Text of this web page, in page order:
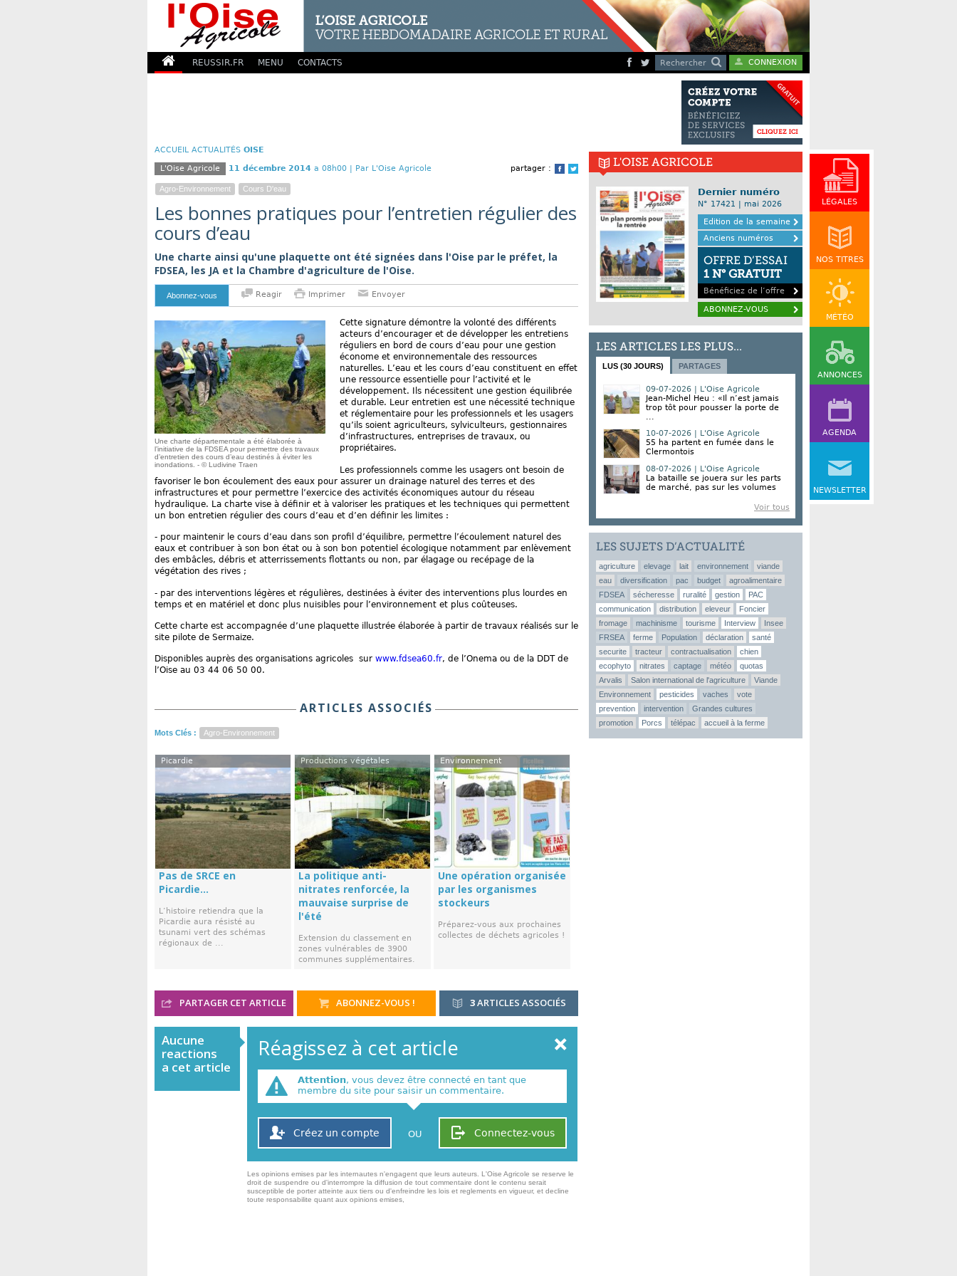
REUSSIR.FR MENU CONTACTS Rechercher CONNEXION
LÉGALES
NOS TITRES
MÉTÉO
ANNONCES
AGENDA
NEWSLETTER
ACCUEIL ACTUALITÉS OISE
partager :
Facebook
Twitter
L'Oise Agricole 11 décembre 2014 a 08h00 | Par L'Oise Agricole
Agro-Environnement Cours D'eau
Les bonnes pratiques pour l’entretien régulier des
cours d’eau
Une charte ainsi qu'une plaquette ont été signées dans l'Oise par le préfet, la
FDSEA, les JA et la Chambre d'agriculture de l'Oise.
Abonnez-vous Reagir Imprimer Envoyer
Une charte départementale a été élaborée à
l’initiative de la FDSEA pour permettre des travaux
d’entretien des cours d’eau destinés à éviter les
inondations. - © Ludivine Traen
Cette signature démontre la volonté des différents
acteurs d’encourager et de développer les entretiens
réguliers en bord de cours d’eau pour une gestion
économe et environnementale des ressources
naturelles. L’eau et les cours d’eau constituent en effet
une ressource essentielle pour l’activité et le
développement. Ils nécessitent une gestion équilibrée
et durable. Leur entretien est une nécessité technique
et réglementaire pour les professionnels et les usagers
qu’ils soient agriculteurs, sylviculteurs, gestionnaires
d’infrastructures, entreprises de travaux, ou
propriétaires.
Les professionnels comme les usagers ont besoin de
favoriser le bon écoulement des eaux pour assurer un drainage naturel des terres et des
infrastructures et pour permettre l’exercice des activités économiques autour du réseau
hydraulique. La charte vise à définir et à valoriser les pratiques et les techniques qui permettent
un bon entretien régulier des cours d’eau et d’en définir les limites :
- pour maintenir le cours d’eau dans son profil d’équilibre, permettre l’écoulement naturel des
eaux et contribuer à son bon état ou à son bon potentiel écologique notamment par enlèvement
des embâcles, débris et atterrissements flottants ou non, par élagage ou recépage de la
végétation des rives ;
- par des interventions légères et régulières, destinées à éviter des interventions plus lourdes en
temps et en matériel et donc plus nuisibles pour l’environnement et plus coûteuses.
Cette charte est accompagnée d’une plaquette illustrée élaborée à partir de travaux réalisés sur le
site pilote de Sermaize.
Disponibles auprès des organisations agricoles sur www.fdsea60.fr, de l’Onema ou de la DDT de
l’Oise au 03 44 06 50 00.
ARTICLES ASSOCIÉS
Mots Clés : Agro-Environnement
Picardie
Pas de SRCE en
Picardie...
L’histoire retiendra que la
Picardie aura résisté au
tsunami vert des schémas
régionaux de ...
Productions végétales
La politique anti-
nitrates renforcée, la
mauvaise surprise de
l'été
Extension du classement en
zones vulnérables de 3900
communes supplémentaires.
Environnement
Une opération organisée
par les organismes
stockeurs
Préparez-vous aux prochaines
collectes de déchets agricoles !
3ARTICLES ASSOCIÉS
PARTAGER CET ARTICLE ABONNEZ-VOUS !
Aucune
reactions
a cet article
Réagissez à cet article
Attention, vous devez être connecté en tant que
membre du site pour saisir un commentaire.
Connectez-vous
Créez un compte OU
Les opinions emises par les internautes n'engagent que leurs auteurs. L'Oise Agricole se reserve le
droit de suspendre ou d'interrompre la diffusion de tout commentaire dont le contenu serait
susceptible de porter atteinte aux tiers ou d'enfreindre les lois et reglements en vigueur, et decline
toute responsabilite quant aux opinions emises,
L'OISE AGRICOLE
Dernier numéro
N° 17421 | mai 2026
Edition de la semaine
Anciens numéros
OFFRE D’ESSAI
1 N° GRATUIT
Bénéficiez de l’offre
ABONNEZ-VOUS
LES ARTICLES LES PLUS...
LUS (30 JOURS) PARTAGES
09-07-2026 | L'Oise Agricole
Jean-Michel Heu : «Il n’est jamais
trop tôt pour pousser la porte de
...
10-07-2026 | L'Oise Agricole
55 ha partent en fumée dans le
Clermontois
08-07-2026 | L'Oise Agricole
La bataille se jouera sur les parts
de marché, pas sur les volumes
Voir tous
LES SUJETS D’ACTUALITÉ
agriculture elevage lait environnement
viande
eau
diversification pac budget
agroalimentaire
FDSEA
sécheresse ruralité gestion
PAC
communication
distribution eleveur
Foncier
fromage
machinisme tourisme Interview
Insee
FRSEA
ferme Population déclaration
santé
securite
tracteur contractualisation
chien
ecophyto
nitrates captage météo
quotas
Arvalis
Salon international de l'agriculture
Viande
Environnement
pesticides vaches
vote
prevention
intervention
Grandes cultures
promotion
Porcs télépac accueil à la ferme